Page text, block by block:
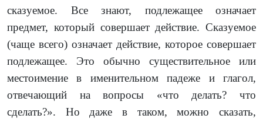
сказуемое. Все знают, подлежащее означает
предмет, который совершает действие. Сказуемое
(чаще всего) означает действие, которое совершает
подлежащее. Это обычно существительное или
местоимение в именительном падеже и глагол,
отвечающий на вопросы «что делать? что
сделать?». Но даже в таком, можно сказать,